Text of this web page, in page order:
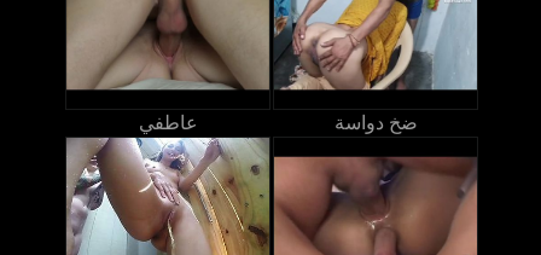
عاطفي ضخ دواسة